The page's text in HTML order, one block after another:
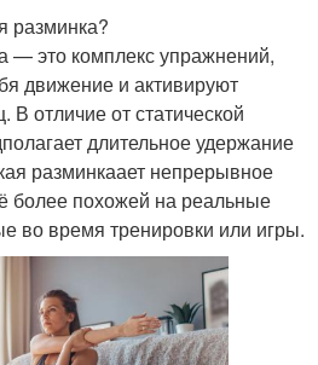
разминка?
— это комплекс упражнений,
движение и активируют
отличие от статической
длительное удержание
разминкаает непрерывное
более похожей на реальные
во время тренировки или игры.